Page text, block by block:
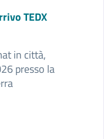
TEDX
in città,
presso la